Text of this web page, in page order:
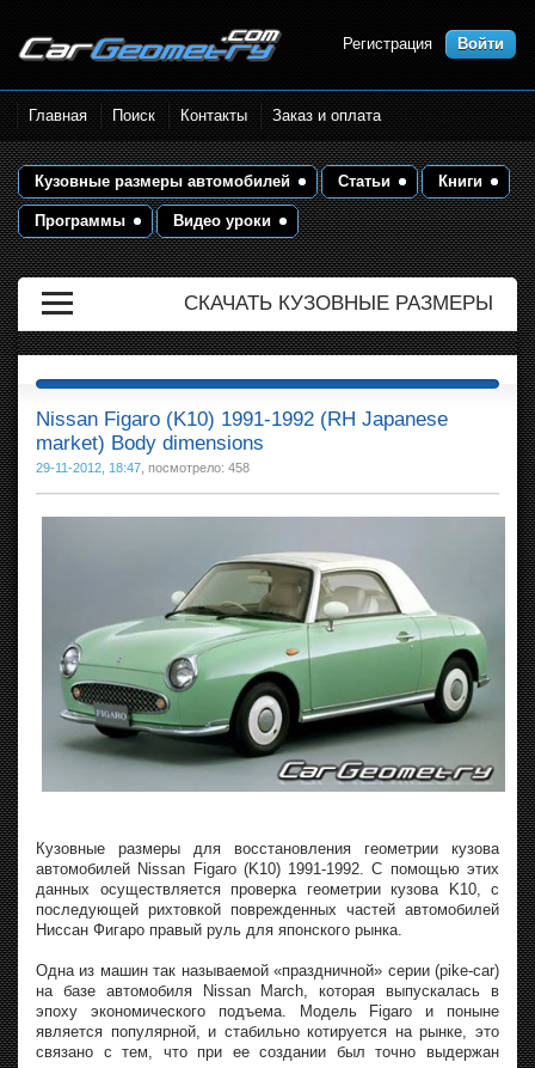
Размеры кузова автомобилей.
Контрольные точки и кузовные
размеры. Геометрия кузова
Регистрация Войти
Главная Поиск Контакты Заказ и оплата
Кузовные размеры автомобилей Статьи Книги
Программы Видео уроки
СКАЧАТЬ КУЗОВНЫЕ РАЗМЕРЫ
Nissan Figaro (K10) 1991-1992 (RH Japanese
market) Body dimensions
29-11-2012, 18:47 , посмотрело: 458
Кузовные размеры для восстановления геометрии кузова
автомобилей Nissan Figaro (K10) 1991-1992. С помощью этих
данных осуществляется проверка геометрии кузова K10, с
последующей рихтовкой поврежденных частей автомобилей
Ниссан Фигаро правый руль для японского рынка.
Одна из машин так называемой «праздничной» серии (pike-car)
на базе автомобиля Nissan March, которая выпускалась в
эпоху экономического подъема. Модель Figaro и поныне
является популярной, и стабильно котируется на рынке, это
связано с тем, что при ее создании был точно выдержан